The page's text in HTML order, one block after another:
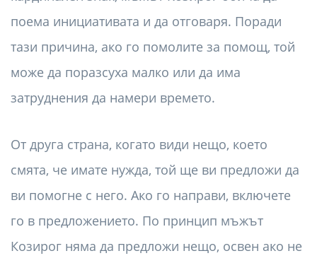
поема инициативата и да отговаря. Поради
тази причина, ако го помолите за помощ, той
може да поразсуха малко или да има
затруднения да намери времето.
От друга страна, когато види нещо, което
смята, че имате нужда, той ще ви предложи да
ви помогне с него. Ако го направи, включете
го в предложението. По принцип мъжът
Козирог няма да предложи нещо, освен ако не